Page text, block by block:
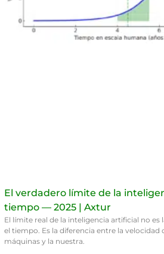
El verdadero límite de la
tiempo — 2025 | Axtur
El límite real de la inteligencia artificial no es
el tiempo. Es la diferencia entre la velocidad
máquinas y la nuestra.